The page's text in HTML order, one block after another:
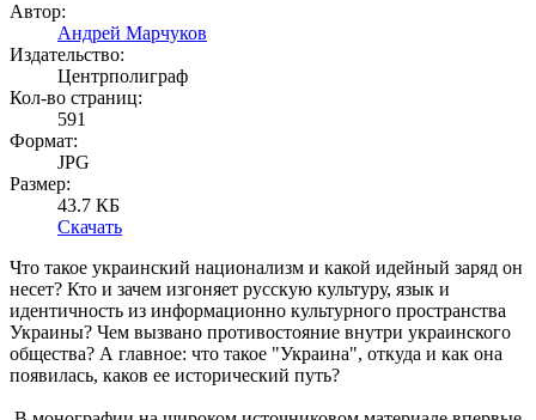
Автор:
Андрей Марчуков
Издательство:
Центрполиграф
Кол-во страниц:
591
Формат:
JPG
Размер:
43.7 КБ
Скачать
Что такое украинский национализм и какой идейный заряд он
несет? Кто и зачем изгоняет русскую культуру, язык и
идентичность из информационно культурного пространства
Украины? Чем вызвано противостояние внутри украинского
общества? А главное: что такое "Украина", откуда и как она
появилась, каков ее исторический путь?